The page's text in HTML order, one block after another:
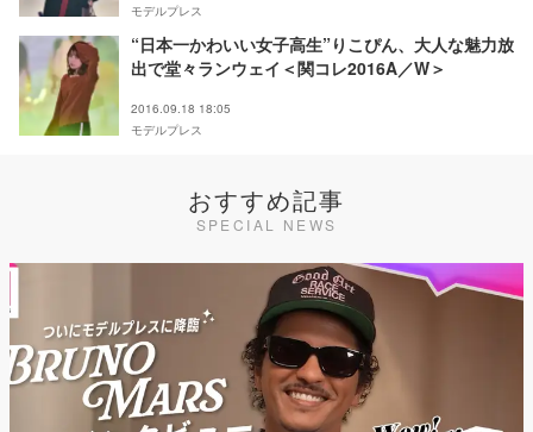
モデルプレス
“日本一かわいい女子高生”りこぴん、大人な魅力放
出で堂々ランウェイ＜関コレ2016A／W＞
2016.09.18 18:05
モデルプレス
おすすめ記事
SPECIAL NEWS